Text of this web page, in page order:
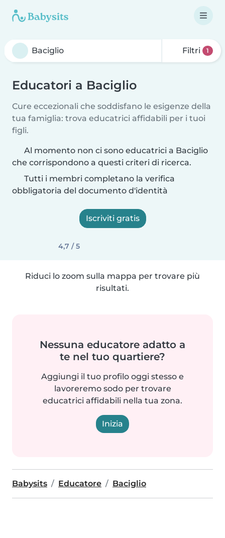
Filtri 1
Educatori a Baciglio
Cure eccezionali che soddisfano le esigenze della
tua famiglia: trova educatrici affidabili per i tuoi
figli.
Al momento non ci sono educatrici a Baciglio
che corrispondono a questi criteri di ricerca.
Tutti i membri completano la verifica
obbligatoria del documento d'identità
Iscriviti gratis
4,7 / 5
Riduci lo zoom sulla mappa per trovare più
risultati.
Nessuna educatore adatto a
te nel tuo quartiere?
Aggiungi il tuo profilo oggi stesso e
lavoreremo sodo per trovare
educatrici affidabili nella tua zona.
Inizia
Babysits Educatore Baciglio